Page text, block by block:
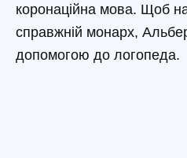
коронаційна мова. Щоб
справжній монарх,
допомогою до логопеда.